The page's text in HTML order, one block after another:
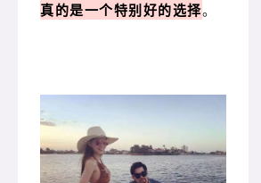
真的是一个特别好的选择。